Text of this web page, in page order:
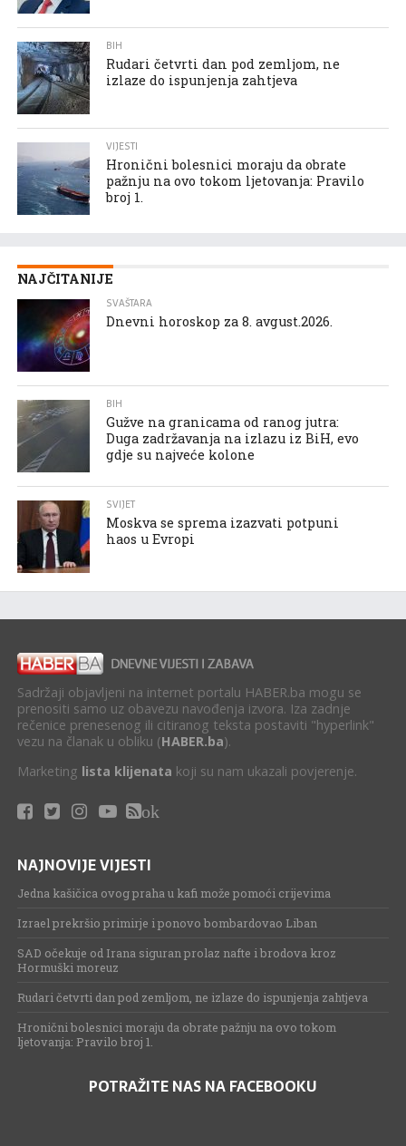
BIH
Rudari četvrti dan pod zemljom, ne
izlaze do ispunjenja zahtjeva
VIJESTI
Hronični bolesnici moraju da obrate
pažnju na ovo tokom ljetovanja: Pravilo
broj 1.
NAJČITANIJE
SVAŠTARA
Dnevni horoskop za 8. avgust.2026.
BIH
Gužve na granicama od ranog jutra:
Duga zadržavanja na izlazu iz BiH, evo
gdje su najveće kolone
SVIJET
Moskva se sprema izazvati potpuni
haos u Evropi
Sadržaji objavljeni na internet portalu HABER.ba mogu se
prenositi samo uz obavezu navođenja izvora. Iza zadnje
rečenice prenesenog ili citiranog teksta postaviti "hyperlink"
vezu na članak u obliku (HABER.ba).
Marketing lista klijenata koji su nam ukazali povjerenje.
ok
NAJNOVIJE VIJESTI
Jedna kašičica ovog praha u kafi može pomoći crijevima
Izrael prekršio primirje i ponovo bombardovao Liban
SAD očekuje od Irana siguran prolaz nafte i brodova kroz
Hormuški moreuz
Rudari četvrti dan pod zemljom, ne izlaze do ispunjenja zahtjeva
Hronični bolesnici moraju da obrate pažnju na ovo tokom
ljetovanja: Pravilo broj 1.
POTRAŽITE NAS NA FACEBOOKU